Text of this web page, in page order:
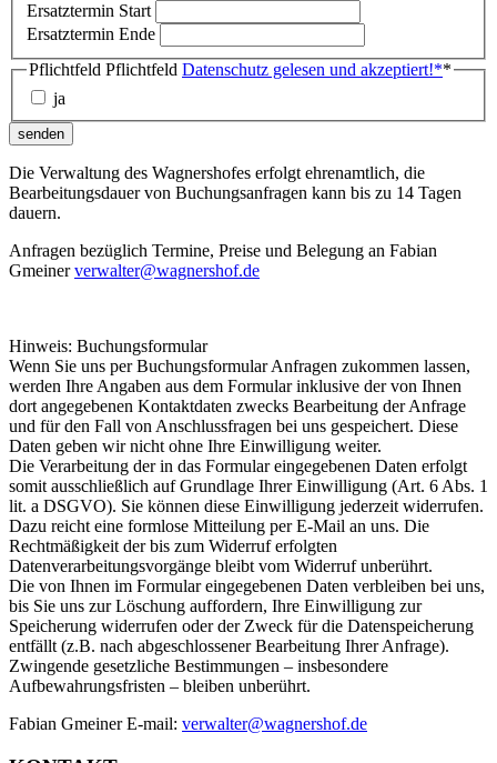
Ersatztermin Start
Ersatztermin Ende
Pflichtfeld Pflichtfeld Datenschutz gelesen und akzeptiert!**
ja
senden
Die Verwaltung des Wagnershofes erfolgt ehrenamtlich, die
Bearbeitungsdauer von Buchungsanfragen kann bis zu 14 Tagen
dauern.
Anfragen bezüglich Termine, Preise und Belegung an Fabian
Gmeinerverwalter@wagnershof.de
Hinweis: Buchungsformular
Wenn Sie uns per Buchungsformular Anfragen zukommen lassen,
werden Ihre Angaben aus dem Formular inklusive der von Ihnen
dort angegebenen Kontaktdaten zwecks Bearbeitung der Anfrage
und für den Fall von Anschlussfragen bei uns gespeichert. Diese
Daten geben wir nicht ohne Ihre Einwilligung weiter.
Die Verarbeitung der in das Formular eingegebenen Daten erfolgt
somit ausschließlich auf Grundlage Ihrer Einwilligung (Art. 6 Abs. 1
lit. a DSGVO). Sie können diese Einwilligung jederzeit widerrufen.
Dazu reicht eine formlose Mitteilung per E-Mail an uns. Die
Rechtmäßigkeit der bis zum Widerruf erfolgten
Datenverarbeitungsvorgänge bleibt vom Widerruf unberührt.
Die von Ihnen im Formular eingegebenen Daten verbleiben bei uns,
bis Sie uns zur Löschung auffordern, Ihre Einwilligung zur
Speicherung widerrufen oder der Zweck für die Datenspeicherung
entfällt (z.B. nach abgeschlossener Bearbeitung Ihrer Anfrage).
Zwingende gesetzliche Bestimmungen – insbesondere
Aufbewahrungsfristen – bleiben unberührt.
Fabian Gmeiner E-mail: verwalter@wagnershof.de